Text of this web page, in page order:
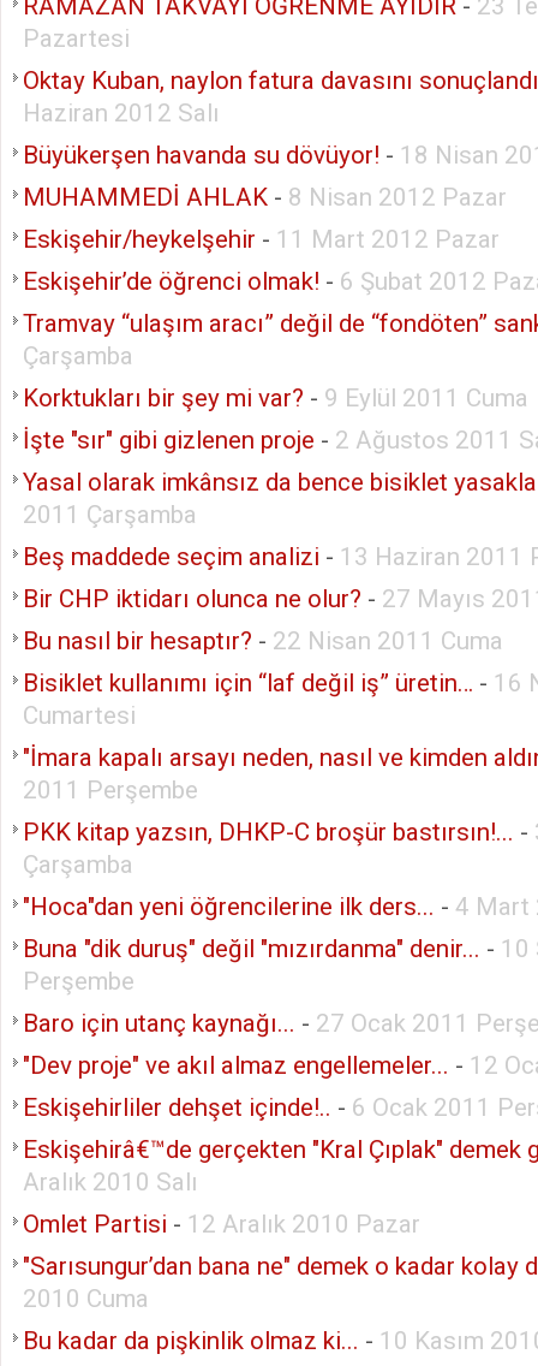
RAMAZAN TAKVAYI ÖĞRENME AYIDIR - 23
Pazartesi
Oktay Kuban, naylon fatura davasını
Haziran 2012 Salı
Büyükerşen havanda su dövüyor! - 18 Nisan
MUHAMMEDİ AHLAK - 8 Nisan 2012 Pazar
Eskişehir/heykelşehir - 11 Mart 2012 Pazar
Eskişehir’de öğrenci olmak! - 6 Şubat 2012
Tramvay “ulaşım aracı” değil de “fondöten”
Çarşamba
Korktukları bir şey mi var? - 9 Eylül 2011 Cuma
İşte "sır" gibi gizlenen proje - 2 Ağustos 2011
Yasal olarak imkânsız da bence bisiklet
2011 Çarşamba
Beş maddede seçim analizi - 13 Haziran 2011
Bir CHP iktidarı olunca ne olur? - 27 Mayıs
Bu nasıl bir hesaptır? - 22 Nisan 2011 Cuma
Bisiklet kullanımı için “laf değil iş” üretin… - 16
Cumartesi
"İmara kapalı arsayı neden, nasıl ve kimden
2011 Perşembe
PKK kitap yazsın, DHKP-C broşür bastırsın!... -
Çarşamba
"Hoca"dan yeni öğrencilerine ilk ders... - 4 Mart
Buna "dik duruş" değil "mızırdanma" denir... - 10
Perşembe
Baro için utanç kaynağı... - 27 Ocak 2011
"Dev proje" ve akıl almaz engellemeler... - 12
Eskişehirliler dehşet içinde!.. - 6 Ocak 2011
Eskişehirâ€™de gerçekten "Kral Çıplak" demek
Aralık 2010 Salı
Omlet Partisi - 12 Aralık 2010 Pazar
"Sarısungur’dan bana ne" demek o kadar kolay
2010 Cuma
Bu kadar da pişkinlik olmaz ki... - 10 Kasım